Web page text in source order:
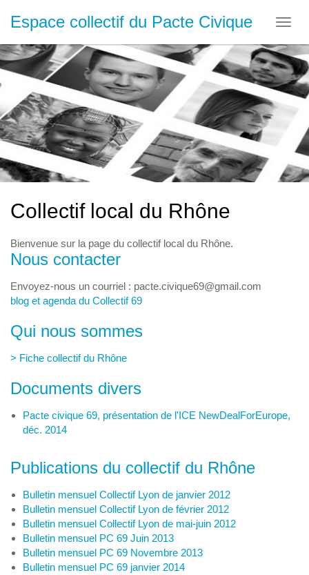
Espace collectif du Pacte Civique
Collectif local du Rhône
Bienvenue sur la page du collectif local du Rhône.
Nous contacter
Envoyez-nous un courriel : pacte.civique69@gmail.com
blog et agenda du Collectif 69
Qui nous sommes
> Fiche collectif du Rhône
Documents divers
Pacte civique 69, présentation de l'ICE NewDealForEurope,
déc. 2014
Publications du collectif du Rhône
Bulletin mensuel Collectif Lyon de janvier 2012
Bulletin mensuel Collectif Lyon de février 2012
Bulletin mensuel Collectif Lyon de mai-juin 2012
Bulletin mensuel PC 69 Juin 2013
Bulletin mensuel PC 69 Novembre 2013
Bulletin mensuel PC 69 janvier 2014